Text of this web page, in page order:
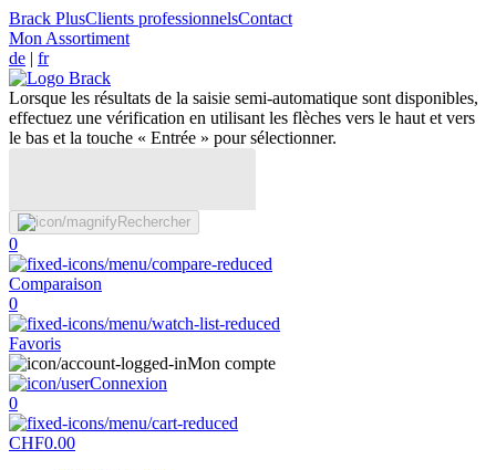
Brack PlusClients professionnelsContact
Mon Assortiment
de | fr
Lorsque les résultats de la saisie semi-automatique sont disponibles,
effectuez une vérification en utilisant les flèches vers le haut et vers
le bas et la touche « Entrée » pour sélectionner.
Rechercher
0
Comparaison
0
Favoris
Mon compte
Connexion
0
CHF0.00